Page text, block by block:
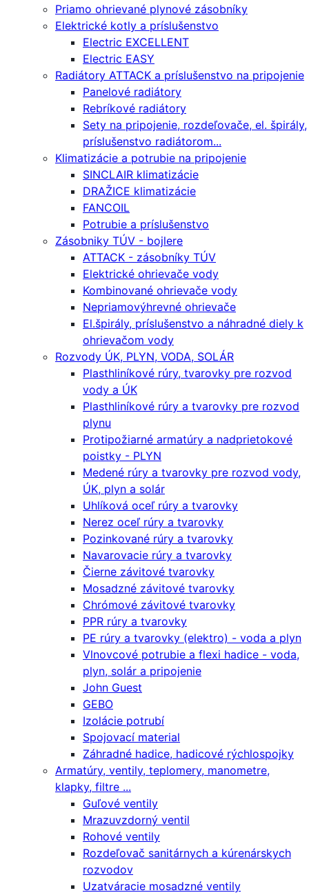
Priamo ohrievané plynové zásobníky
Elektrické kotly a príslušenstvo
Electric EXCELLENT
Electric EASY
Radiátory ATTACK a príslušenstvo na pripojenie
Panelové radiátory
Rebríkové radiátory
Sety na pripojenie, rozdeľovače, el. špirály,
príslušenstvo radiátorom...
Klimatizácie a potrubie na pripojenie
SINCLAIR klimatizácie
DRAŽICE klimatizácie
FANCOIL
Potrubie a príslušenstvo
Zásobniky TÚV - bojlere
ATTACK - zásobníky TÚV
Elektrické ohrievače vody
Kombinované ohrievače vody
Nepriamovýhrevné ohrievače
El.špirály, príslušenstvo a náhradné diely k
ohrievačom vody
Rozvody ÚK, PLYN, VODA, SOLÁR
Plasthliníkové rúry, tvarovky pre rozvod
vody a ÚK
Plasthliníkové rúry a tvarovky pre rozvod
plynu
Protipožiarné armatúry a nadprietokové
poistky - PLYN
Medené rúry a tvarovky pre rozvod vody,
ÚK, plyn a solár
Uhlíková oceľ rúry a tvarovky
Nerez oceľ rúry a tvarovky
Pozinkované rúry a tvarovky
Navarovacie rúry a tvarovky
Čierne závitové tvarovky
Mosadzné závitové tvarovky
Chrómové závitové tvarovky
PPR rúry a tvarovky
PE rúry a tvarovky (elektro) - voda a plyn
Vlnovcové potrubie a flexi hadice - voda,
plyn, solár a pripojenie
John Guest
GEBO
Izolácie potrubí
Spojovací material
Záhradné hadice, hadicové rýchlospojky
Armatúry, ventily, teplomery, manometre,
klapky, filtre ...
Guľové ventily
Mrazuvzdorný ventil
Rohové ventily
Rozdeľovač sanitárnych a kúrenárskych
rozvodov
Uzatváracie mosadzné ventily